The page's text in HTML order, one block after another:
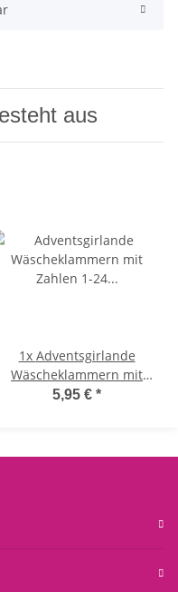
aus
1x Adventsgirlande
Wäscheklammern mit
Zahlen 1-24 (Klammern für
5,95 € *